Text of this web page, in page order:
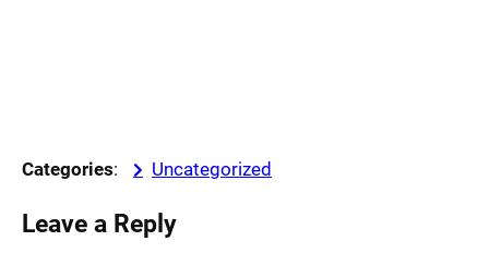
Categories: Uncategorized
Leave a Reply